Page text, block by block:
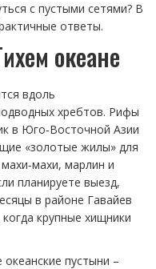
с пустыми сетями? В
ответы.
океане
вдоль
хребтов. Рифы
в Юго‑Восточной Азии
«золотые жилы» для
марлин и
планируете выезд,
в районе Гавайев
крупные хищники
пустыни –